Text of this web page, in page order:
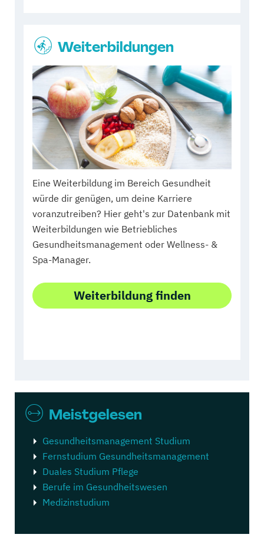
Weiterbildungen
Eine Weiterbildung im Bereich Gesundheit
würde dir genügen, um deine Karriere
voranzutreiben? Hier geht's zur Datenbank mit
Weiterbildungen wie Betriebliches
Gesundheitsmanagement oder Wellness- &
Spa-Manager.
Weiterbildung finden
Meistgelesen
Gesundheitsmanagement Studium
Fernstudium Gesundheitsmanagement
Duales Studium Pflege
Berufe im Gesundheitswesen
Medizinstudium